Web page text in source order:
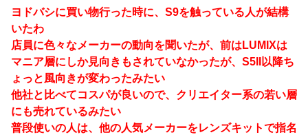
ヨドバシに買い物行った時に、S9を触っている人が結構
いたわ
店員に色々なメーカーの動向を聞いたが、前はLUMIXは
マニア層にしか見向きもされていなかったが、S5II以降ち
ょっと風向きが変わったみたい
他社と比べてコスパが良いので、クリエイター系の若い層
にも売れているみたい
普段使いの人は、他の人気メーカーをレンズキットで指名